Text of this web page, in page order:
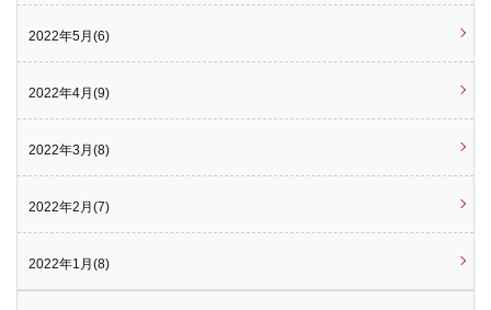
2022年5月(6)
2022年4月(9)
2022年3月(8)
2022年2月(7)
2022年1月(8)